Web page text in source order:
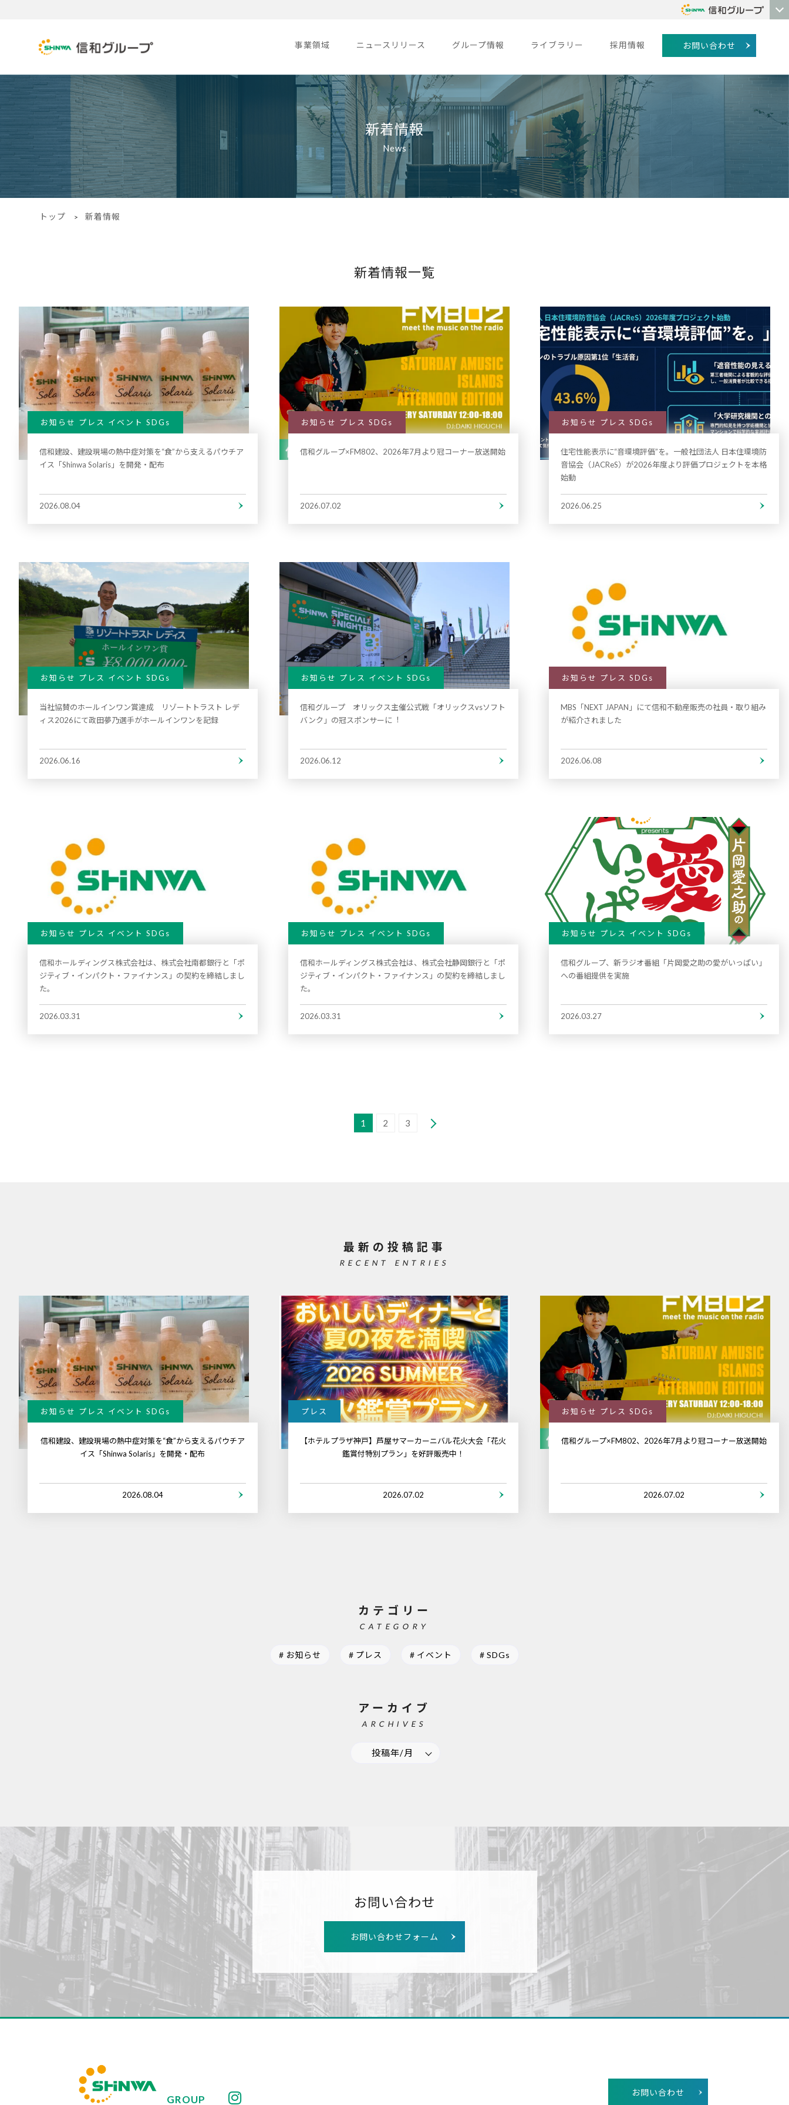
事業領域 ニュースリリース グループ情報 ライブラリー 採用情報 お問い合わせ
新着情報
News
トップ 新着情報
新着情報一覧
お知らせ プレス イベント SDGs
信和建設、建設現場の熱中症対策を“食”から支えるパウチア
イス「Shinwa Solaris」を開発・配布
2026.08.04
お知らせ プレス SDGs
信和グループ×FM802、2026年7月より冠コーナー放送開始
2026.07.02
お知らせ プレス SDGs
住宅性能表示に“音環境評価”を。一般社団法人 日本住環境防
音協会（JACReS）が2026年度より評価プロジェクトを本格
始動
2026.06.25
お知らせ プレス イベント SDGs
当社協賛のホールインワン賞達成 リゾートトラスト レデ
ィス2026にて政田夢乃選手がホールインワンを記録
2026.06.16
お知らせ プレス イベント SDGs
信和グループ オリックス主催公式戦「オリックスvsソフト
バンク」の冠スポンサーに︕
2026.06.12
お知らせ プレス SDGs
MBS「NEXT JAPAN」にて信和不動産販売の社員・取り組み
が紹介されました
2026.06.08
お知らせ プレス イベント SDGs
信和ホールディングス株式会社は、株式会社南都銀行と「ポ
ジティブ・インパクト・ファイナンス」の契約を締結しまし
た。
2026.03.31
お知らせ プレス イベント SDGs
信和ホールディングス株式会社は、株式会社静岡銀行と「ポ
ジティブ・インパクト・ファイナンス」の契約を締結しまし
た。
2026.03.31
お知らせ プレス イベント SDGs
信和グループ、新ラジオ番組「片岡愛之助の愛がいっぱい」
への番組提供を実施
2026.03.27
1 2 3
最新の投稿記事
RECENT ENTRIES
お知らせ プレス イベント SDGs
信和建設、建設現場の熱中症対策を“食”から支えるパウチア
イス「Shinwa Solaris」を開発・配布
2026.08.04
プレス
【ホテルプラザ神戸】芦屋サマーカーニバル花火大会「花火
鑑賞付特別プラン」を好評販売中！
2026.07.02
お知らせ プレス SDGs
信和グループ×FM802、2026年7月より冠コーナー放送開始
2026.07.02
カテゴリー
CATEGORY
お知らせ プレス イベント SDGs
アーカイブ
ARCHIVES
投稿年/月
お問い合わせ
お問い合わせフォーム
GROUP
お問い合わせ